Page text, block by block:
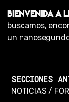
BIENVENIDA A
buscamos,
un
SECCIONES
NOTICIAS /